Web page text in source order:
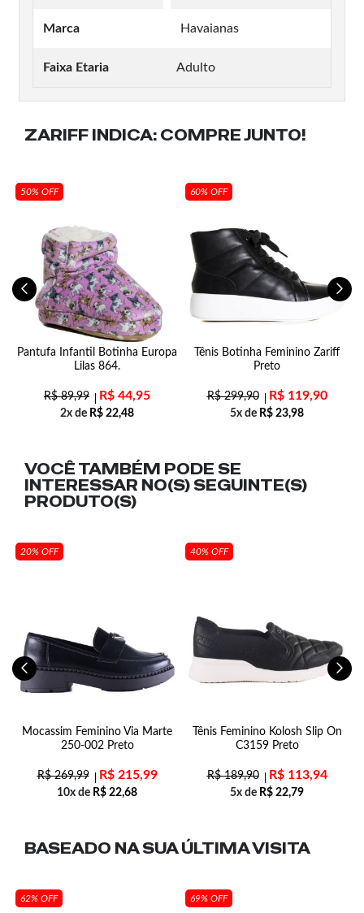
Marca Havaianas
Faixa Etaria Adulto
ZARIFF INDICA: COMPRE JUNTO!
50% OFF
Pantufa Infantil Botinha Europa
Lilas 864.
R$89,99 R$ 44,95
2x de R$ 22,48
60% OFF
Tênis Botinha Feminino Zariff
Preto
R$299,90 R$119,90
5x de R$ 23,98
VOCÊ TAMBÉM PODE SE
INTERESSAR NO(S) SEGUINTE(S)
PRODUTO(S)
20% OFF
Mocassim Feminino Via Marte
250-002 Preto
R$269,99 R$215,99
10x de R$ 22,68
40% OFF
Tênis Feminino Kolosh Slip On
C3159 Preto
R$189,90 R$113,94
5x de R$ 22,79
BASEADO NA SUAÚLTIMA VISITA
62% OFF 69% OFF